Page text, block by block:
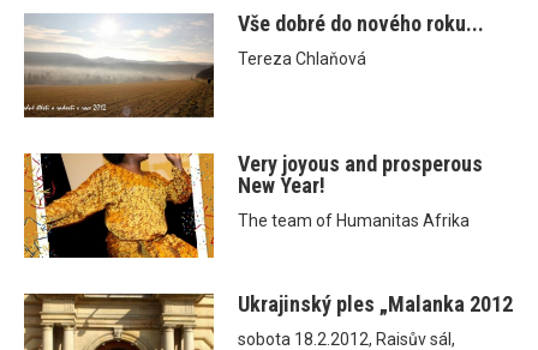
Vše dobré do nového roku...
Tereza Chlaňová
Very joyous and prosperous
New Year!
The team of Humanitas Afrika
Ukrajinský ples „Malanka 2012
sobota 18.2.2012, Raisův sál,